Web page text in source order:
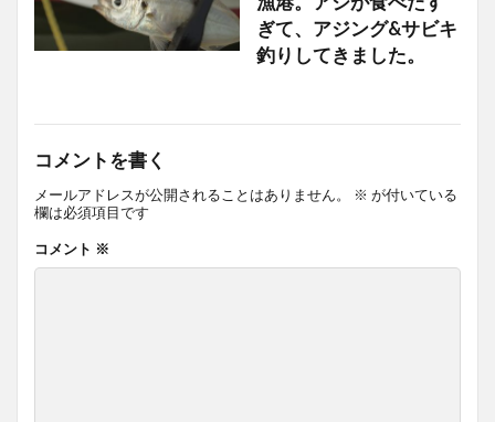
ぎて、アジング&サビキ
釣りしてきました。
コメントを書く
メールアドレスが公開されることはありません。 ※ が付いている
欄は必須項目です
コメント ※